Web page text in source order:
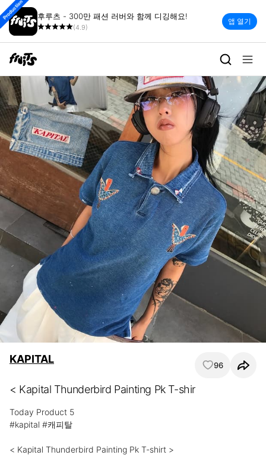
후루츠 - 300만 패션 러버와 함께 디깅해요!
(4.9)
앱 열기
KAPITAL 96
< Kapital Thunderbird Painting Pk T-shir
Today Product 5
#kapital #캐피탈
< Kapital Thunderbird Painting Pk T-shirt >
Production